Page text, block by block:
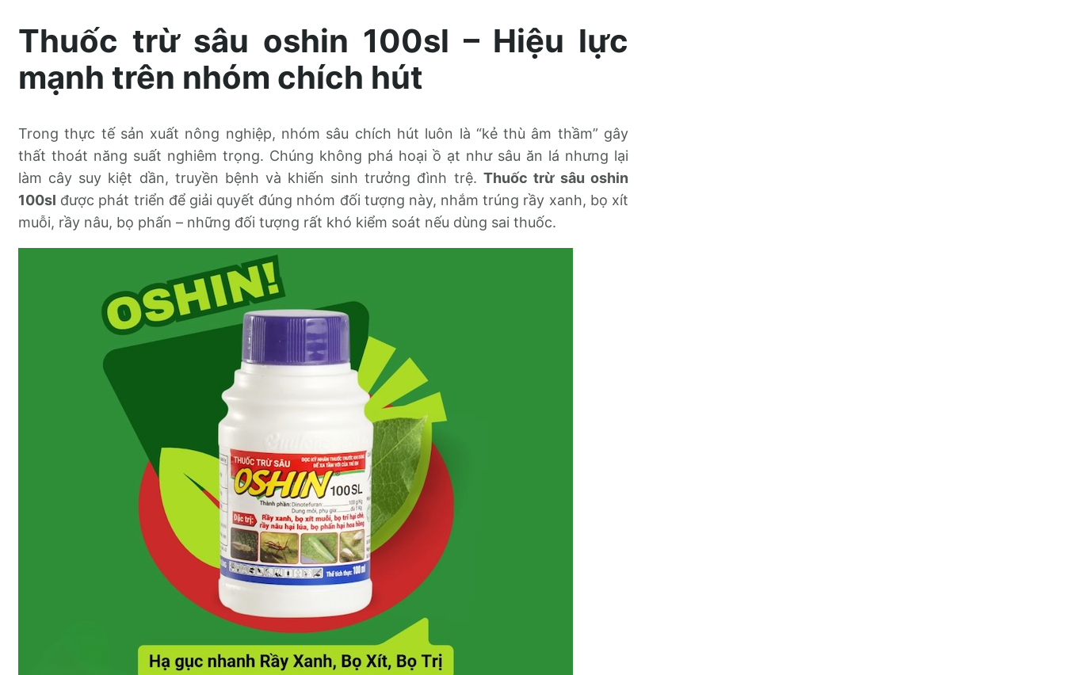
Thuốc trừ sâu oshin 100sl – Hiệu lực
mạnh trên nhóm chích hút
Trong thực tế sản xuất nông nghiệp, nhóm sâu chích hút luôn là “kẻ thù âm thầm” gây
thất thoát năng suất nghiêm trọng. Chúng không phá hoại ồ ạt như sâu ăn lá nhưng lại
làm cây suy kiệt dần, truyền bệnh và khiến sinh trưởng đình trệ. Thuốc trừ sâu oshin
100sl được phát triển để giải quyết đúng nhóm đối tượng này, nhắm trúng rầy xanh, bọ xít
muỗi, rầy nâu, bọ phấn – những đối tượng rất khó kiểm soát nếu dùng sai thuốc.